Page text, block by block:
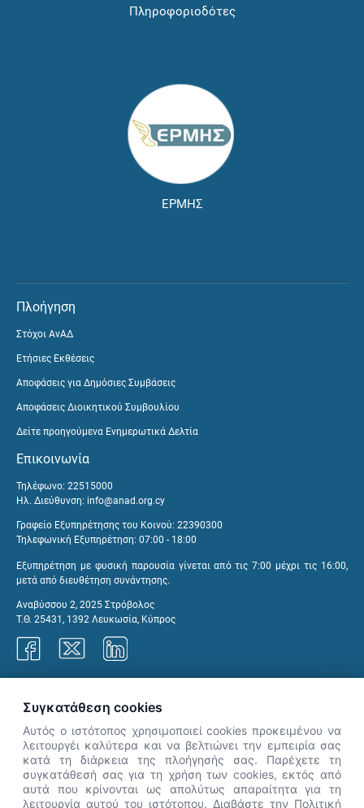
Πληροφοριοδότες
ΕΡΜΗΣ
Πλοήγηση
Στόχοι ΑνΑΔ
Ετήσιες Εκθέσεις
Αποφάσεις για Δημόσιες Συμβάσεις
Αποφάσεις Διοικητικού Συμβουλίου
Δείτε προηγούμενα Ενημερωτικά Δελτία
Επικοινωνία
Τηλέφωνο: 22515000
Ηλ. Διεύθυνση: info@anad.org.cy
Γραφείο Εξυπηρέτησης του Κοινού: 22390300
Τηλεφωνική Εξυπηρέτηση: 07:00 - 18:00
Εξυπηρέτηση με φυσική παρουσία γίνεται από τις 7:00 μέχρι τις 16:00,
μετά από διευθέτηση συνάντησης.
Αναβύσσου 2, 2025 Στρόβολος
Τ.Θ. 25431, 1392 Λευκωσία, Κύπρος
👋 Καλώς ήρθες! Είμαι η Νόησις.
Πες μου πώς μπορώ να σε βοηθήσω
Συγκατάθεση cookies
Αυτός ο ιστότοπος χρησιμοποιεί cookies προκειμένου να
λειτουργέι καλύτερα και να βελτιώνει την εμπειρία σας
κατά τη διάρκεια της πλοήγησής σας. Παρέχετε τη
συγκατάθεσή σας για τη χρήση των cookies, εκτός από
αυτά που κρίνονται ως απολύτως απαραίτητα για τη
λειτουργία αυτού του ιστότοπου. Διαβάστε την Πολιτική